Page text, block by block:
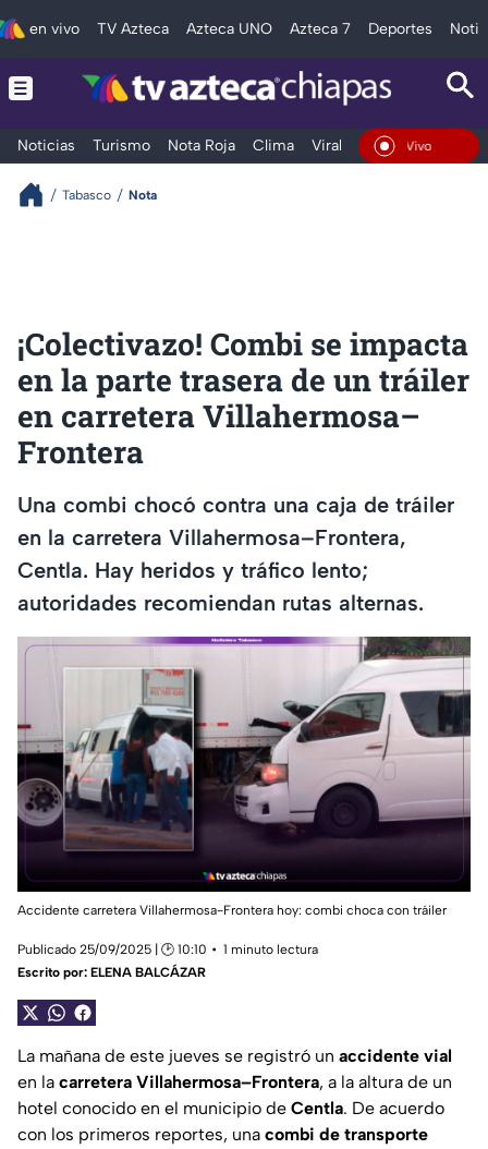
en vivo TV Azteca Azteca UNO Azteca 7 Deportes
Noticias Turismo Nota Roja Clima Viral y Tendencia
En Vivo
Tabasco Nota
¡Colectivazo! Combi se impacta
en la parte trasera de un tráiler
en carretera Villahermosa–
Frontera
Una combi chocó contra una caja de tráiler
en la carretera Villahermosa–Frontera,
Centla. Hay heridos y tráfico lento;
autoridades recomiendan rutas alternas.
Accidente carretera Villahermosa-Frontera hoy: combi choca con tráiler
Publicado 25/09/2025 | 🕑 10:10
1 minuto lectura
Escrito por: ELENA BALCÁZAR
La mañana de este jueves se registró un accidente vial
en la carretera Villahermosa–Frontera, a la altura de un
hotel conocido en el municipio de Centla. De acuerdo
con los primeros reportes, una combi de transporte